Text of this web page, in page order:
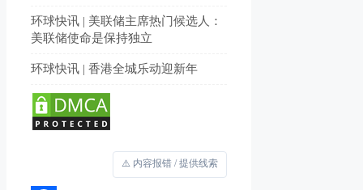
环球快讯 | 美联储主席热门候选人：
美联储使命是保持独立
环球快讯 | 香港全城乐动迎新年
⚠️ 内容报错 / 提供线索